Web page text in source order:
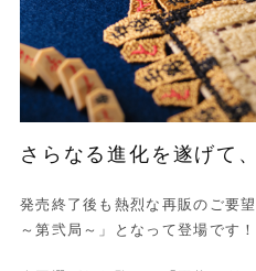
さらなる進化を遂げて
発売終了後も熱烈な再販のご要
～第弐局～」となって登場です！